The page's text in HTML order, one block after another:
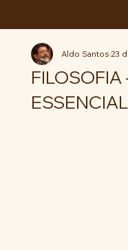
FILOSOFIA
Aldo Santos23